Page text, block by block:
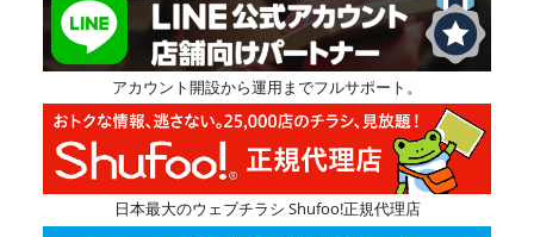
アカウント開設から運用までフルサポート。
日本最大のウェブチラシ Shufoo!正規代理店